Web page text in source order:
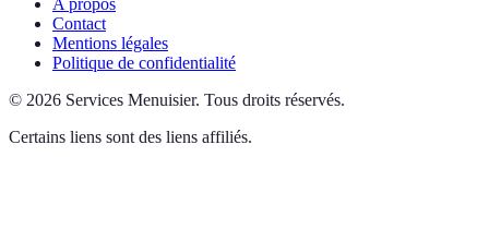
Contact
Mentions légales
Politique de confidentialité
© 2026 Services Menuisier. Tous droits réservés.
Certains liens sont des liens affiliés.